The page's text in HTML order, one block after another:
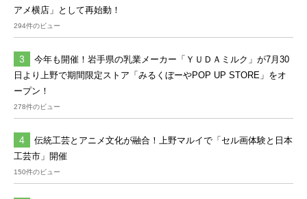
アメ横店」として再始動！
294件のビュー
今年も開催！岩手県の乳業メーカー「ＹＵＤＡミルク」が7月30
日より上野で期間限定ストア「みるくぼーやPOP UP STORE」をオ
ープン！
278件のビュー
伝統工芸とアニメ文化が融合！上野マルイで「セル画体験と日本
工芸市」開催
150件のビュー